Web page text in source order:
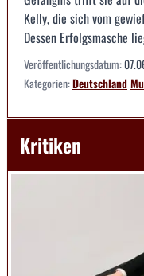
Kelly, die sich vom
Dessen Erfolgsmasche
Veröffentlichungsdatum:
Kategorien:Deutschland
Kritiken